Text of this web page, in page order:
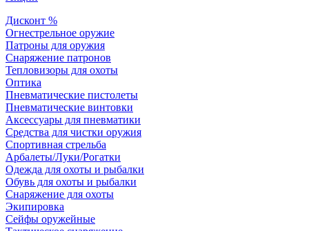
Дисконт %
Огнестрельное оружие
Патроны для оружия
Снаряжение патронов
Тепловизоры для охоты
Оптика
Пневматические пистолеты
Пневматические винтовки
Аксессуары для пневматики
Средства для чистки оружия
Спортивная стрельба
Арбалеты/Луки/Рогатки
Одежда для охоты и рыбалки
Обувь для охоты и рыбалки
Снаряжение для охоты
Экипировка
Сейфы оружейные